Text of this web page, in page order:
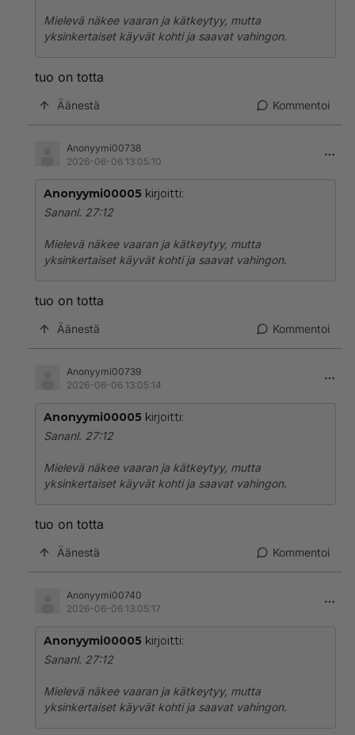
Mielevä näkee vaaran ja kätkeytyy, mutta
yksinkertaiset käyvät kohti ja saavat vahingon.
tuo on totta
Äänestä Kommentoi
Anonyymi00738
2026-06-06 13:05:10
Anonyymi00005 kirjoitti:
Sananl. 27:12
Mielevä näkee vaaran ja kätkeytyy, mutta
yksinkertaiset käyvät kohti ja saavat vahingon.
tuo on totta
Äänestä Kommentoi
Anonyymi00739
2026-06-06 13:05:14
Anonyymi00005 kirjoitti:
Sananl. 27:12
Mielevä näkee vaaran ja kätkeytyy, mutta
yksinkertaiset käyvät kohti ja saavat vahingon.
tuo on totta
Äänestä Kommentoi
Anonyymi00740
2026-06-06 13:05:17
Anonyymi00005 kirjoitti:
Sananl. 27:12
Mielevä näkee vaaran ja kätkeytyy, mutta
yksinkertaiset käyvät kohti ja saavat vahingon.